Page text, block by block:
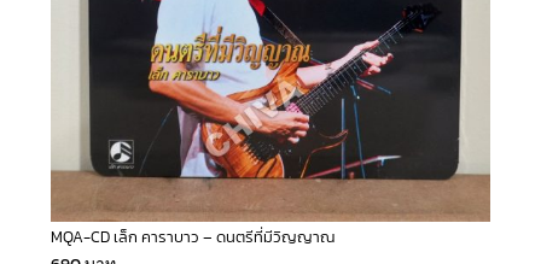
MQA-CD เล็ก คาราบาว – ดนตรีที่มีวิญญาณ